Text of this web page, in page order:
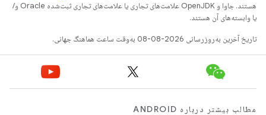
هستند. جاوا و OpenJDK علامت‌های تجاری یا علامت‌های تجاری ثبت‌شده Oracle و/
یا وابسته‌های آن هستند.
تاریخ آخرین به‌روزرسانی 2026-08-08 به‌وقت ساعت هماهنگ جهانی.
مطالب بیشتر درباره ANDROID